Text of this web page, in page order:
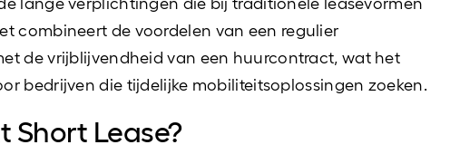
combineert de voordelen van een regulier
de vrijblijvendheid van een huurcontract, wat het
bedrijven die tijdelijke mobiliteitsoplossingen zoeken.
Short Lease?